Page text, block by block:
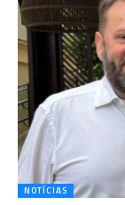
NOTÍCIAS